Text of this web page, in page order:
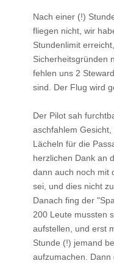
Nach einer (!)
fliegen nicht, wir
Stundenlimit
Sicherheitsgründen
fehlen uns 2
sind. Der Flug wird
Der Pilot sah
aschfahlem
Lächeln für die
herzlichen Dank an
dann auch noch mit
sei, und dies nicht
Danach fing der
200 Leute mussten
aufstellen, und erst
Stunde (!) jemand
aufzumachen. Dann